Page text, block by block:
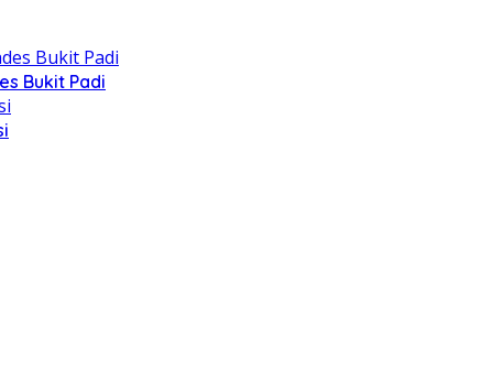
Bukit Padi